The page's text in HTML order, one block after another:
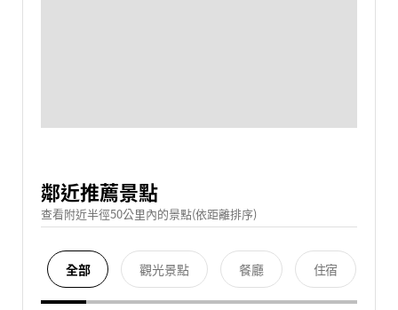
鄰近推薦景點
查看附近半徑50公里內的景點(依距離排序)
全部 觀光景點 餐廳 住宿